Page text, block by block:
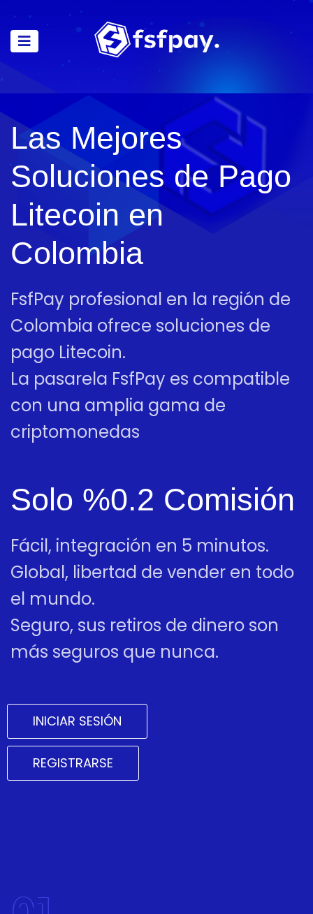
Las Mejores
Soluciones de Pago
Litecoin en
Colombia
FsfPay profesional en la región de
Colombia ofrece soluciones de
pago Litecoin.
La pasarela FsfPay es compatible
con una amplia gama de
criptomonedas
Solo %0.2 Comisión
Fácil, integración en 5 minutos.
Global, libertad de vender en todo
el mundo.
Seguro, sus retiros de dinero son
más seguros que nunca.
INICIAR SESIÓN
REGISTRARSE